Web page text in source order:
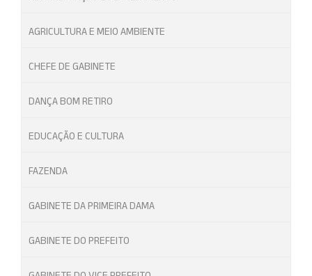
AGRICULTURA E MEIO AMBIENTE
CHEFE DE GABINETE
DANÇA BOM RETIRO
EDUCAÇÃO E CULTURA
FAZENDA
GABINETE DA PRIMEIRA DAMA
GABINETE DO PREFEITO